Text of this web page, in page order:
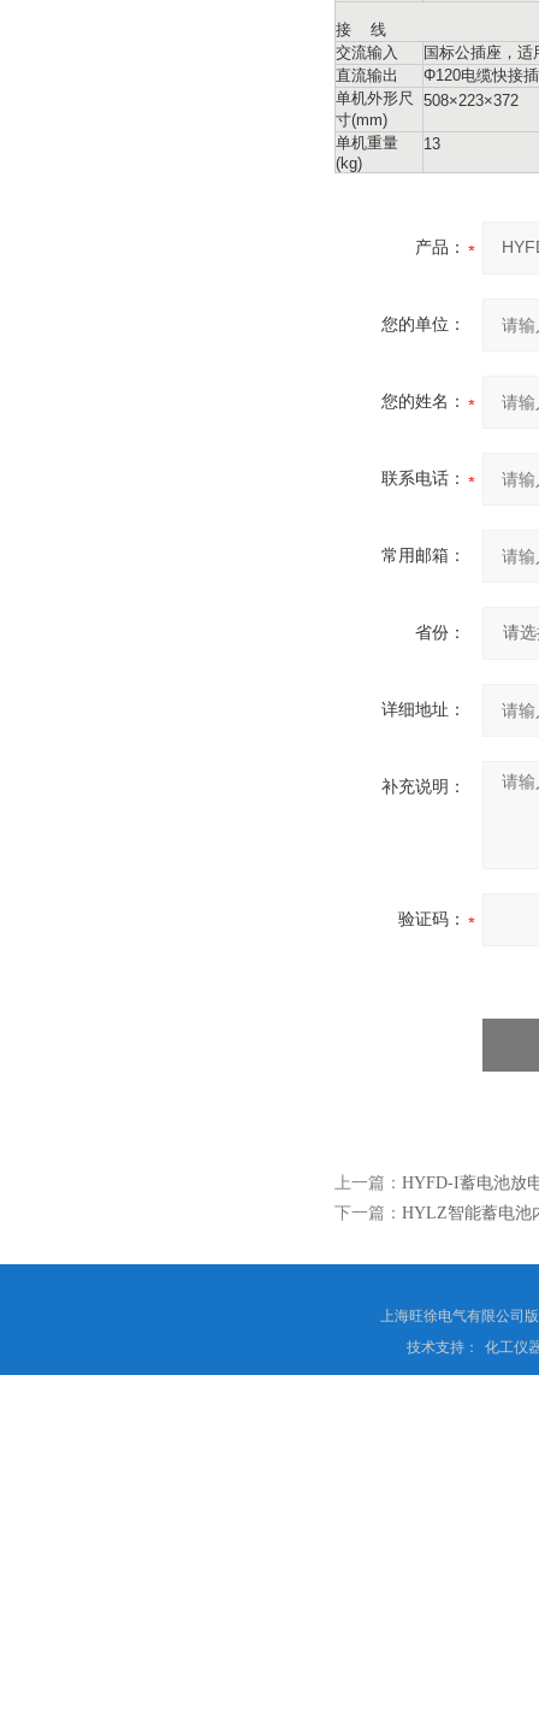
接 线
交流输入
国标公插座，
直流输出
Φ120电缆快接
单机外形尺
寸(mm)
508×223×372
单机重量
(kg)
13
产品：
您的单位：
您的姓名：
联系电话：
常用邮箱：
省份：
详细地址：
补充说明：
验证码：
上一篇： HYFD-I蓄电池放
下一篇： HYLZ智能蓄电池
上海旺徐电气有限公司
技术支持：
化工仪